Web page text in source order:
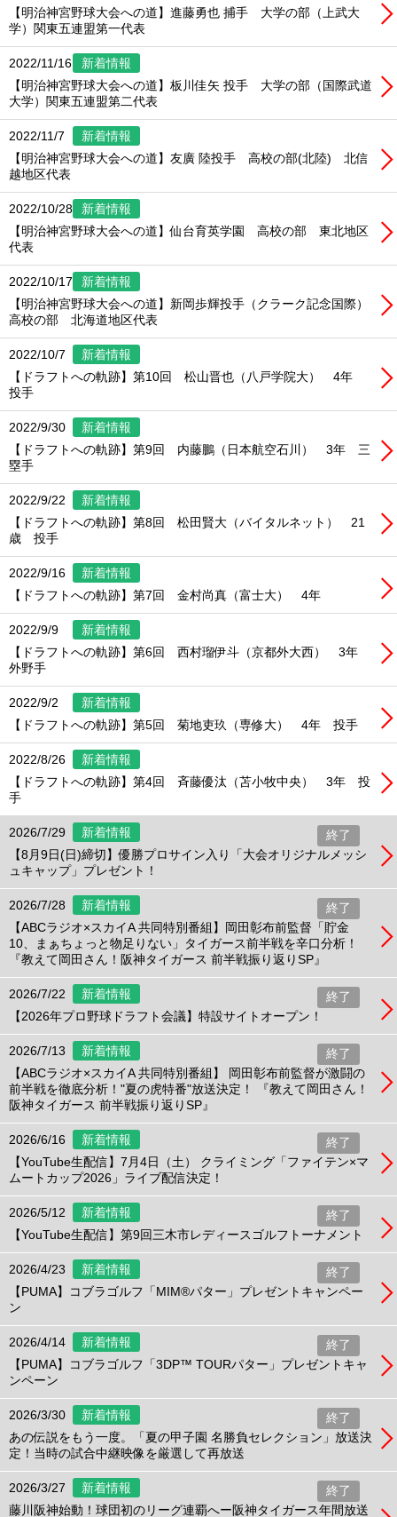
【明治神宮野球大会への道】進藤勇也 捕手 大学の部（上武大
学）関東五連盟第一代表
2022/11/16
新着情報
【明治神宮野球大会への道】板川佳矢 投手 大学の部（国際武道
大学）関東五連盟第二代表
2022/11/7
新着情報
【明治神宮野球大会への道】友廣 陸投手 高校の部(北陸) 北信
越地区代表
2022/10/28
新着情報
【明治神宮野球大会への道】仙台育英学園 高校の部 東北地区
代表
2022/10/17
新着情報
【明治神宮野球大会への道】新岡歩輝投手（クラーク記念国際）
高校の部 北海道地区代表
2022/10/7
新着情報
【ドラフトへの軌跡】第10回 松山晋也（八戸学院大） 4年
投手
2022/9/30
新着情報
【ドラフトへの軌跡】第9回 内藤鵬（日本航空石川） 3年 三
塁手
2022/9/22
新着情報
【ドラフトへの軌跡】第8回 松田賢大（バイタルネット） 21
歳 投手
2022/9/16
新着情報
【ドラフトへの軌跡】第7回 金村尚真（富士大） 4年
2022/9/9
新着情報
【ドラフトへの軌跡】第6回 西村瑠伊斗（京都外大西） 3年
外野手
2022/9/2
新着情報
【ドラフトへの軌跡】第5回 菊地吏玖（専修大） 4年 投手
2022/8/26
新着情報
【ドラフトへの軌跡】第4回 斉藤優汰（苫小牧中央） 3年 投
手
2026/7/29 新着情報
終了
【8月9日(日)締切】優勝プロサイン入り「大会オリジナルメッシ
ュキャップ」プレゼント！
2026/7/28 新着情報
終了
【ABCラジオ×スカイA 共同特別番組】岡田彰布前監督「貯金
10、まぁちょっと物足りない」タイガース前半戦を辛口分析！
『教えて岡田さん！阪神タイガース 前半戦振り返りSP』
2026/7/22 新着情報
終了
【2026年プロ野球ドラフト会議】特設サイトオープン！
2026/7/13 新着情報
終了
【ABCラジオ×スカイA 共同特別番組】 岡田彰布前監督が激闘の
前半戦を徹底分析！"夏の虎特番"放送決定！ 『教えて岡田さん！
阪神タイガース 前半戦振り返りSP』
2026/6/16 新着情報
終了
【YouTube生配信】7月4日（土） クライミング「ファイテン×マ
ムートカップ2026」ライブ配信決定！
2026/5/12 新着情報
終了
【YouTube生配信】第9回三木市レディースゴルフトーナメント
2026/4/23 新着情報
終了
【PUMA】コブラゴルフ「MIM®パター」プレゼントキャンペー
ン
2026/4/14 新着情報
終了
【PUMA】コブラゴルフ「3DP™ TOURパター」プレゼントキャ
ンペーン
2026/3/30 新着情報
終了
あの伝説をもう一度。「夏の甲子園 名勝負セレクション」放送決
定！当時の試合中継映像を厳選して再放送
2026/3/27 新着情報
終了
藤川阪神始動！球団初のリーグ連覇へー阪神タイガース年間放送